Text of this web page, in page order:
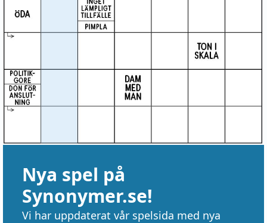
Nya spel på
Synonymer.se!
Vi har uppdaterat vår spelsida med nya